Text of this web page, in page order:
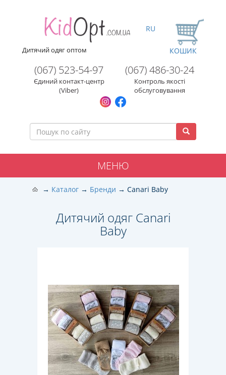
Дитячий одяг оптом
(067) 523-54-97
Єдиний контакт-центр
(Viber)
(067) 486-30-24
Контроль якості
обслуговування
RU
КОШИК
МЕНЮ
Каталог Бренди Canari Baby
Дитячий одяг Canari
Baby